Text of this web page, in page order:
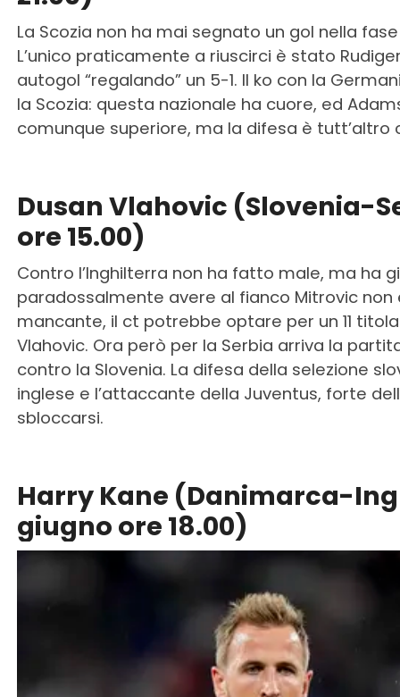
La Scozia non ha mai segnato un gol nella
L’unico praticamente a riuscirci è stato
autogol “regalando” un 5-1. Il ko con la
la Scozia: questa nazionale ha cuore, ed
comunque superiore, ma la difesa è tutt’altro
Dusan Vlahovic (Slovenia-
ore 15.00)
Contro l’Inghilterra non ha fatto male, ma ha
paradossalmente avere al fianco Mitrovic non
mancante, il ct potrebbe optare per un 11
Vlahovic. Ora però per la Serbia arriva la
contro la Slovenia. La difesa della selezione
inglese e l’attaccante della Juventus, forte
sbloccarsi.
Harry Kane (Danimarca-
giugno ore 18.00)